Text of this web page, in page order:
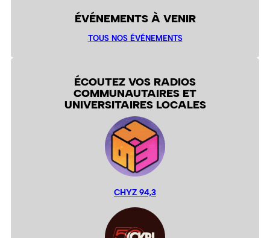
ÉVÉNEMENTS À VENIR
TOUS NOS ÉVÉNEMENTS
ÉCOUTEZ VOS RADIOS
COMMUNAUTAIRES ET
UNIVERSITAIRES LOCALES
CHYZ 94,3